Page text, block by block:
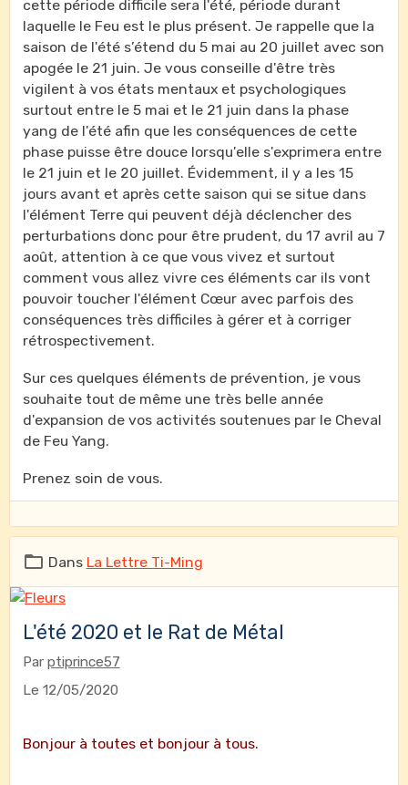
cette période difficile sera l'été, période durant
laquelle le Feu est le plus présent. Je rappelle que la
saison de l'été s’étend du 5 mai au 20 juillet avec son
apogée le 21 juin. Je vous conseille d'être très
vigilent à vos états mentaux et psychologiques
surtout entre le 5 mai et le 21 juin dans la phase
yang de l'été afin que les conséquences de cette
phase puisse être douce lorsqu'elle s'exprimera entre
le 21 juin et le 20 juillet. Évidemment, il y a les 15
jours avant et après cette saison qui se situe dans
l'élément Terre qui peuvent déjà déclencher des
perturbations donc pour être prudent, du 17 avril au 7
août, attention à ce que vous vivez et surtout
comment vous allez vivre ces éléments car ils vont
pouvoir toucher l'élément Cœur avec parfois des
conséquences très difficiles à gérer et à corriger
rétrospectivement.
Sur ces quelques éléments de prévention, je vous
souhaite tout de même une très belle année
d'expansion de vos activités soutenues par le Cheval
de Feu Yang.
Prenez soin de vous.
Dans La Lettre Ti-Ming
L'été 2020 et le Rat de Métal
Par ptiprince57
Le 12/05/2020
Bonjour à toutes et bonjour à tous.